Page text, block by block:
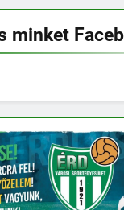
minket